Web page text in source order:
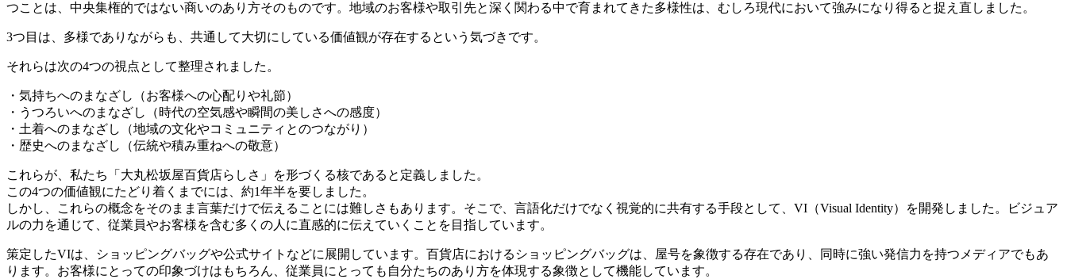
つことは、中央集権的ではない商いのあり方そのものです。地域のお客様や取引先と深く関わる中で育まれてきた多様性は、むしろ現代において強みになり得ると捉え直しました。
3つ目は、多様でありながらも、共通して大切にしている価値観が存在するという気づきです。
それらは次の4つの視点として整理されました。
・気持ちへのまなざし（お客様への心配りや礼節）
・うつろいへのまなざし（時代の空気感や瞬間の美しさへの感度）
・土着へのまなざし（地域の文化やコミュニティとのつながり）
・歴史へのまなざし（伝統や積み重ねへの敬意）
これらが、私たち「大丸松坂屋百貨店らしさ」を形づくる核であると定義しました。
この4つの価値観にたどり着くまでには、約1年半を要しました。
しかし、これらの概念をそのまま言葉だけで伝えることには難しさもあります。そこで、言語化だけでなく視覚的に共有する手段として、VI（Visual Identity）を開発しました。ビジュア
ルの力を通じて、従業員やお客様を含む多くの人に直感的に伝えていくことを目指しています。
策定したVIは、ショッピングバッグや公式サイトなどに展開しています。百貨店におけるショッピングバッグは、屋号を象徴する存在であり、同時に強い発信力を持つメディアでもあ
ります。お客様にとっての印象づけはもちろん、従業員にとっても自分たちのあり方を体現する象徴として機能しています。